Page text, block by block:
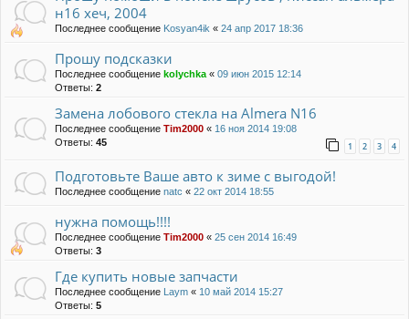
н16 хеч, 2004
Последнее сообщение Kosyan4ik « 24 апр 2017 18:36
Прошу подсказки
Последнее сообщение kolychka « 09 июн 2015 12:14
Ответы: 2
Замена лобового стекла на Almera N16
Последнее сообщение Tim2000 « 16 ноя 2014 19:08
Ответы: 45 1 2 3 4
Подготовьте Ваше авто к зиме с выгодой!
Последнее сообщение natc « 22 окт 2014 18:55
нужна помощь!!!!
Последнее сообщение Tim2000 « 25 сен 2014 16:49
Ответы: 3
Где купить новые запчасти
Последнее сообщение Laym « 10 май 2014 15:27
Ответы: 5